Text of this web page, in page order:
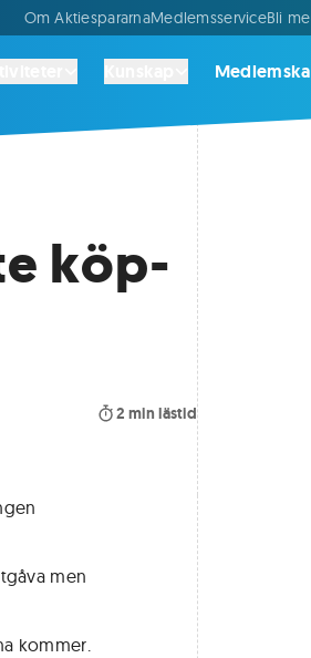
Om AktiespararnaMedlemsserviceBli
köp-
2 min lästid
men
kommer.